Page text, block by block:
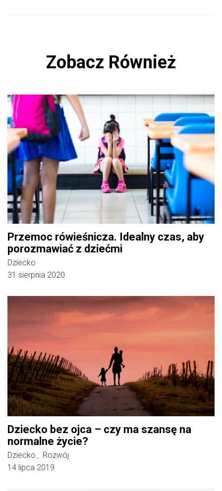
Zobacz Również
Przemoc rówieśnicza. Idealny czas, aby
porozmawiać z dziećmi
Dziecko
31 sierpnia 2020
Dziecko bez ojca – czy ma szansę na
normalne życie?
Dziecko
Rozwój
14 lipca 2019